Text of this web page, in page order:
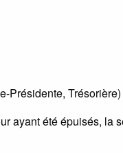
Présidente, Trésorière)
ayant été épuisés, la